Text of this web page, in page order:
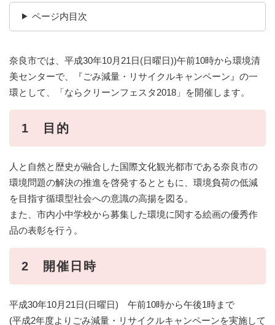
ページ内目次
奈良市では、平成30年10月21日(日曜日))午前10時から環境清
美センターで、『ごみ減量・リサイクルキャンペーン』の一
環として、「ならクリーンフェスタ2018」を開催します。
1 目的
人と自然と歴史が融合した国際文化観光都市である奈良市の
環境問題の解決の推進を啓発するとともに、環境負荷の低減
を目指す循環型社会への意識の高揚を図る。
また、市内小中学校から募集した環境に関する絵画の優秀作
品の表彰を行う。
2 開催日時
平成30年10月21日(日曜日) 午前10時から午後1時まで
(平成2年度よりごみ減量・リサイクルキャンペーンを実施して